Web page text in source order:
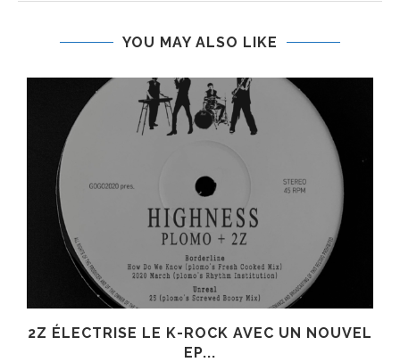
YOU MAY ALSO LIKE
2Z ÉLECTRISE LE K-ROCK AVEC UN NOUVEL
EP...